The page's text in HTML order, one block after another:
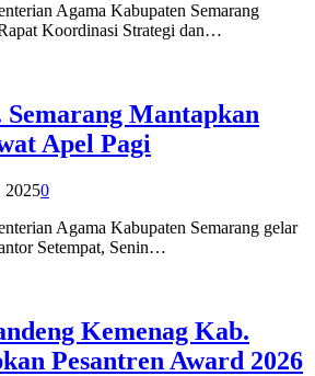
Agama Kabupaten Semarang
Koordinasi Strategi dan…
Mantapkan
Apel Pagi
20250
Agama Kabupaten Semarang gelar
Setempat, Senin…
Kemenag Kab.
Pesantren Award 2026